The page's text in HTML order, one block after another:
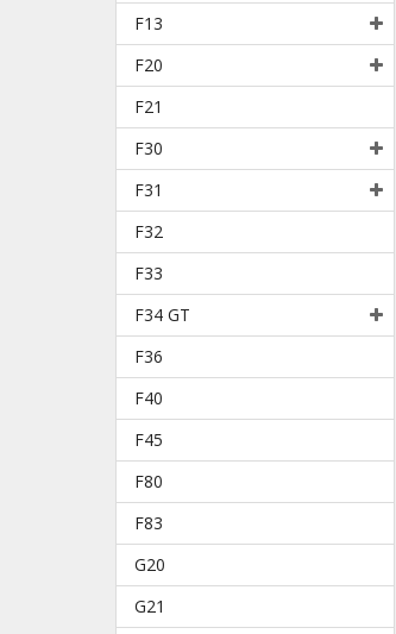
F13
F20
F21
F30
F31
F32
F33
F34 GT
F36
F40
F45
F80
F83
G20
G21